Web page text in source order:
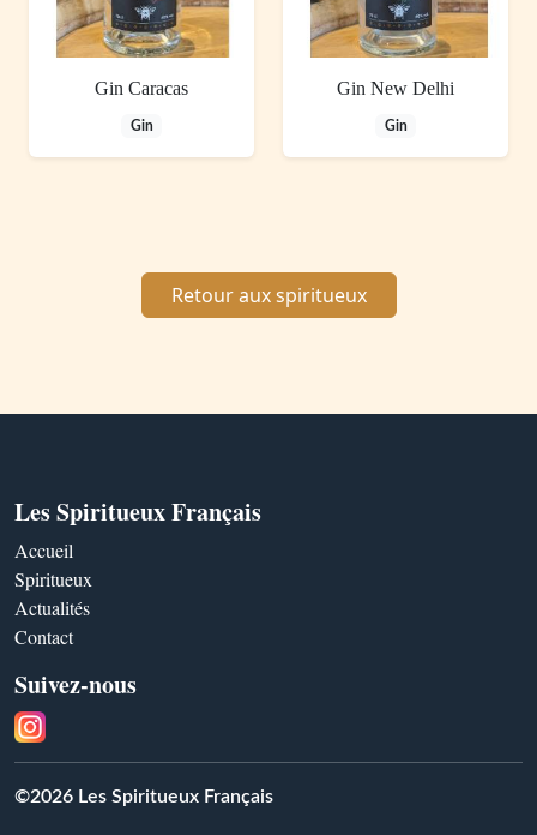
Gin Caracas
Gin
Gin New Delhi
Gin
Retour aux spiritueux
Les Spiritueux Français
Accueil
Spiritueux
Actualités
Contact
Suivez-nous
©2026 Les Spiritueux Français